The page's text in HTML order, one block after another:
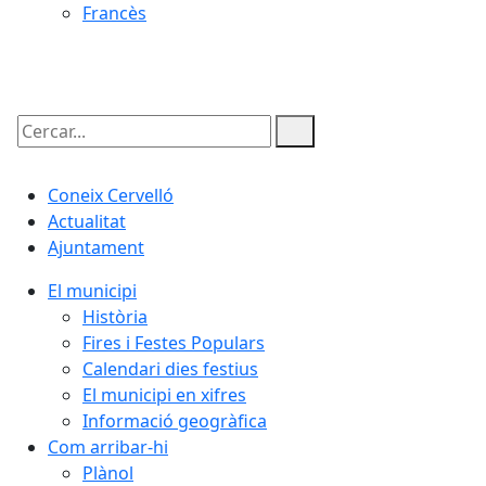
Francès
Cercar:
Coneix Cervelló
Actualitat
Ajuntament
El municipi
Història
Fires i Festes Populars
Calendari dies festius
El municipi en xifres
Informació geogràfica
Com arribar-hi
Plànol